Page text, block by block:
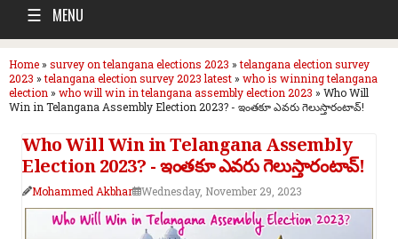
☰ MENU
Home» survey on telangana elections 2023 »telangana election survey
2023 »telangana election survey 2023 latest» who is winning telangana
election » who will win in telangana assembly election 2023 » Who Will
Win in Telangana Assembly Election 2023? - ఇంతకూ ఎవరు గెలుస్తారంటావ్‌!
Who Will Win in Telangana Assembly
Election 2023? - ఇంతకూ ఎవరు గెలుస్తారంటావ్‌!
Mohammed Akbhar Wednesday, November 29, 2023